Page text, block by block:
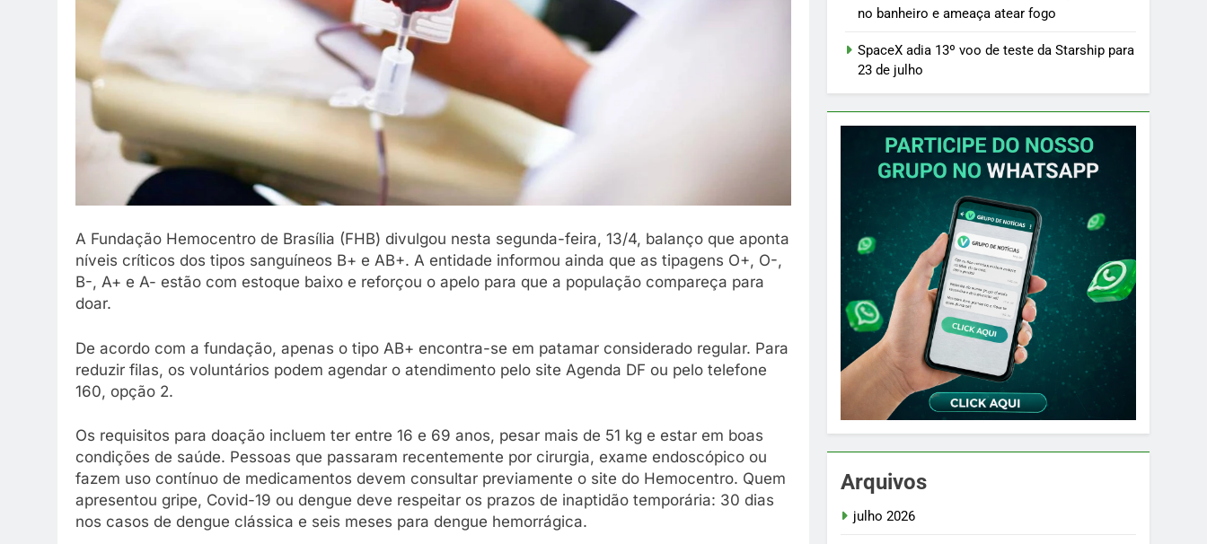
A Fundação Hemocentro de Brasília (FHB) divulgou nesta segunda-feira, 13/4, balanço que aponta
níveis críticos dos tipos sanguíneos B+ e AB+. A entidade informou ainda que as tipagens O+, O-,
B-, A+ e A- estão com estoque baixo e reforçou o apelo para que a população compareça para
doar.
De acordo com a fundação, apenas o tipo AB+ encontra-se em patamar considerado regular. Para
reduzir filas, os voluntários podem agendar o atendimento pelo site Agenda DF ou pelo telefone
160, opção 2.
Os requisitos para doação incluem ter entre 16 e 69 anos, pesar mais de 51 kg e estar em boas
condições de saúde. Pessoas que passaram recentemente por cirurgia, exame endoscópico ou
fazem uso contínuo de medicamentos devem consultar previamente o site do Hemocentro. Quem
apresentou gripe, Covid-19 ou dengue deve respeitar os prazos de inaptidão temporária: 30 dias
nos casos de dengue clássica e seis meses para dengue hemorrágica.
no banheiro e ameaça atear fogo
SpaceX adia 13º voo de teste da Starship para
23 de julho
Arquivos
julho 2026